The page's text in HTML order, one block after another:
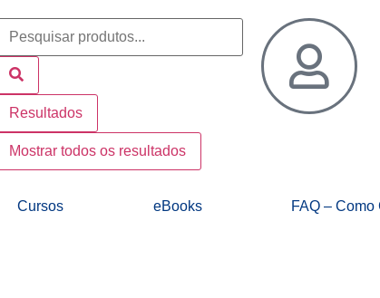
Resultados
Mostrar todos os resultados
Cursos eBooks FAQ – Como